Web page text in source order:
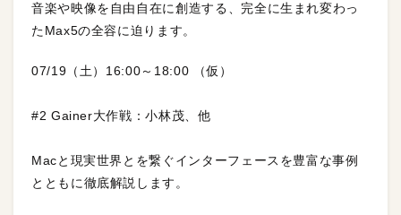
音楽や映像を自由自在に創造する、完全に生まれ変わっ
たMax5の全容に迫ります。
07/19（土）16:00～18:00 （仮）
#2 Gainer大作戦：小林茂、他
Macと現実世界とを繋ぐインターフェースを豊富な事例
とともに徹底解説します。